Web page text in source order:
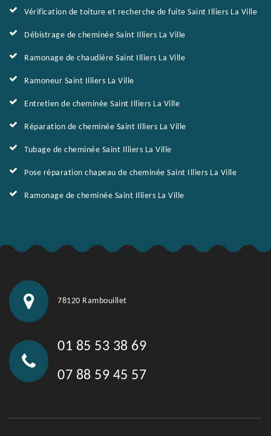
Vérification de toiture et recherche de fuite Saint Illiers La Ville
Débistrage de cheminée Saint Illiers La Ville
Ramonage de chaudière Saint Illiers La Ville
Ramoneur Saint Illiers La Ville
Entretien de cheminée Saint Illiers La Ville
Réparation de cheminée Saint Illiers La Ville
Tubage de cheminée Saint Illiers La Ville
Pose réparation chapeau de cheminée Saint Illiers La Ville
Ramonage de cheminée Saint Illiers La Ville
78120 Rambouillet
01 85 53 38 69
07 88 59 45 57